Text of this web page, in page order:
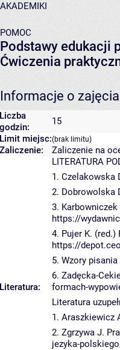
AKADEMIKI
POMOC
Podstawy edukacji
Ćwiczenia
Informacje o
Liczba
godzin:
15
Limit miejsc:(brak limitu)
Zaliczenie: Zaliczenie na
Literatura:
LITERATURA
1. Czelakowska
2. Dobrowolska
3.
https://
4. Pujer K.
https://
5. Wzory
6. Zadęcka-
formach-
Literatura
1. Araszkiewicz
2. Zgrzywa J.
jezyka-